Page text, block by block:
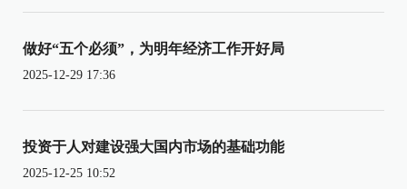
做好“五个必须”，为明年经济工作开好局
2025-12-29 17:36
投资于人对建设强大国内市场的基础功能
2025-12-25 10:52